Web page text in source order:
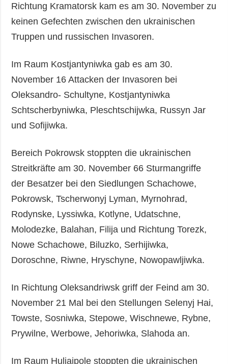
Richtung Kramatorsk kam es am 30. November zu
keinen Gefechten zwischen den ukrainischen
Truppen und russischen Invasoren.
Im Raum Kostjantyniwka gab es am 30.
November 16 Attacken der Invasoren bei
Oleksandro- Schultyne, Kostjantyniwka
Schtscherbyniwka, Pleschtschijwka, Russyn Jar
und Sofijiwka.
Bereich Pokrowsk stoppten die ukrainischen
Streitkräfte am 30. November 66 Sturmangriffe
der Besatzer bei den Siedlungen Schachowe,
Pokrowsk, Tscherwonyj Lyman, Myrnohrad,
Rodynske, Lyssiwka, Kotlyne, Udatschne,
Molodezke, Balahan, Filija und Richtung Torezk,
Nowe Schachowe, Biluzko, Serhijiwka,
Doroschne, Riwne, Hryschyne, Nowopawljiwka.
In Richtung Oleksandriwsk griff der Feind am 30.
November 21 Mal bei den Stellungen Selenyj Hai,
Towste, Sosniwka, Stepowe, Wischnewe, Rybne,
Prywilne, Werbowe, Jehoriwka, Slahoda an.
Im Raum Huljaipole stoppten die ukrainischen